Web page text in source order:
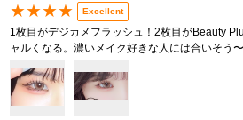
★★★★ Excellent
1枚目がデジカメフラッシュ！2枚目がBeauty
ャルくなる。濃いメイク好きな人には合いそう